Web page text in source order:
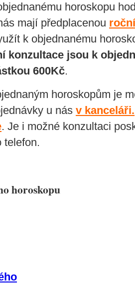
horoskopu
mají předplacenou
k objednanému
konzultace jsou k
600Kč.
horoskopům je
u nás v kanceláři.
. Je i možné konzultaci
telefon.
horoskopu